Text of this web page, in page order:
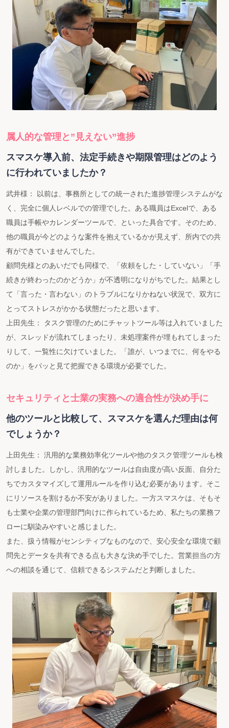
属人的な管理と”見えない”進捗
スマスケ導入前、法定手続きや期限管理はどのよう
に行われていましたか？
武井様： 以前は、事務所としての統一された進捗管理システムがな
く、完全に個人レベルでの管理でした。ある職員はExcelで、ある
職員は手帳やカレンダーツールで、といった具合です。そのため、
他の職員が今どのような案件を抱えているかが見えず、所内での共
有ができていませんでした。
顧問先様とのあいだでも同様で、「依頼をした・していない」「手
続きが終わったのかどうか」が不透明になりがちでした。結果とし
て「言った・言わない」のトラブルになりかねない状況で、双方に
とってストレスがかかる状態だったと思います。
上田先生： タスク管理のためにチャットツール等は入れていました
が、スレッドが流れてしまったり、未処理案件が埋もれてしまった
りして、一覧性に欠けていました。「誰が、いつまでに、何をやる
のか」をパッと見て把握できる環境が必要でした。
セキュリティと士業の実務への適合性が決め手に
他のツールと比較して、スマスケを選んだ理由は何
でしょうか？
上田先生： 汎用的な業務効率化ツールや他のタスク管理ツールも検
討しました。しかし、汎用的なツールは自由度が高い反面、自分た
ちでカスタマイズして運用ルールを作り込む必要があります。そこ
にリソースを割けるか不安がありました。一方スマスケは、そもそ
も士業や企業の管理部門向けに作られているため、私たちの業務フ
ローに馴染みやすいと感じました。
また、扱う情報がセンシティブなものなので、安心安全な環境で顧
問先とデータを共有できる点も大きな決め手でした。営業担当の方
への相談を通じて、信頼できるシステムだと判断しました。